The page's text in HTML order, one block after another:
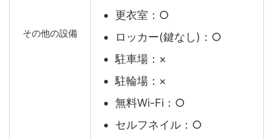
その他の設備
更衣室：○
ロッカー(鍵なし)：○
駐車場：×
駐輪場：×
無料Wi-Fi：○
セルフネイル：○